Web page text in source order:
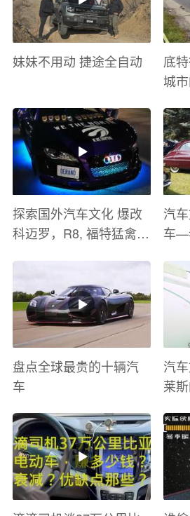
妹妹不用动 捷途全自动
底
城
探索国外汽车文化 爆改
科迈罗，R8, 福特猛禽
汽
车—
盘点全球最贵的十辆汽
车
汽
莱